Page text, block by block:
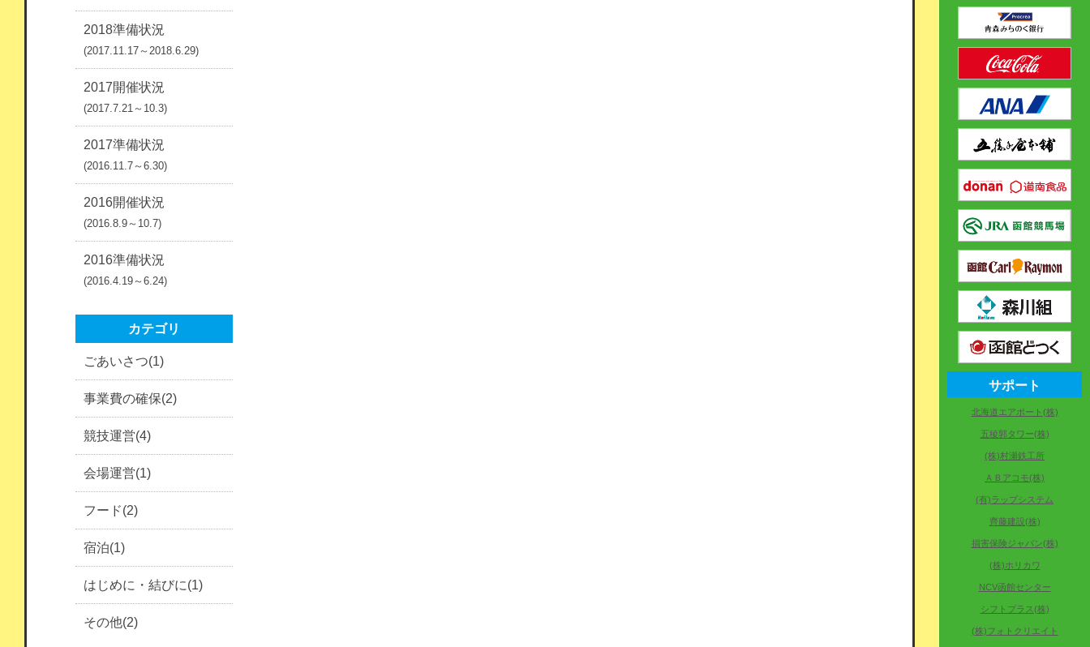
2018準備状況
(2017.11.17～2018.6.29)
2017開催状況
(2017.7.21～10.3)
2017準備状況
(2016.11.7～6.30)
2016開催状況
(2016.8.9～10.7)
2016準備状況
(2016.4.19～6.24)
カテゴリ
ごあいさつ(1)
事業費の確保(2)
競技運営(4)
会場運営(1)
フード(2)
宿泊(1)
はじめに・結びに(1)
その他(2)
サポート
北海道エアポート(株)
五稜郭タワー(株)
(株)村瀬鉄工所
ＡＢアコモ(株)
(有)ラップシステム
齊藤建設(株)
損害保険ジャパン(株)
(株)ホリカワ
NCV函館センター
シフトプラス(株)
(株)フォトクリエイト